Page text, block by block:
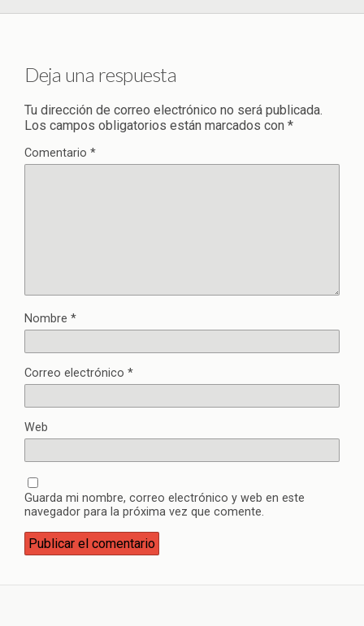
Deja una respuesta
Tu dirección de correo electrónico no será publicada.
Los campos obligatorios están marcados con *
Comentario *
Nombre *
Correo electrónico *
Web
Guarda mi nombre, correo electrónico y web en este
navegador para la próxima vez que comente.